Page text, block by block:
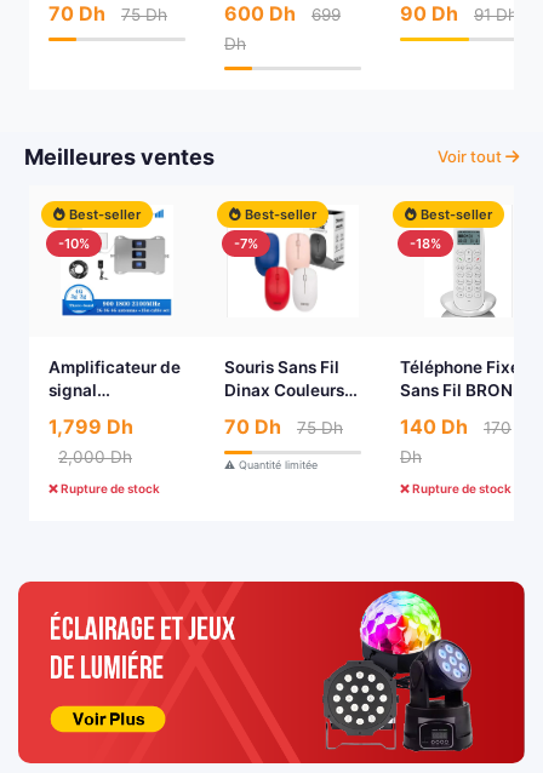
70 Dh 75 Dh
Reyee (RG-
EW1200G PRO)
600 Dh
699
Dh
Toner (W1106A)
pour HP
90 Dh 91 Dh
Meilleures ventes Voir tout
Best-seller
-10%
Amplificateur de
signal
3G et 2G
1,799 Dh
2,000 Dh
❌ Rupture de stock
Best-seller
-7%
Souris Sans Fil
Dinax Couleurs
70 Dh 75 Dh
⚠️ Quantité limitée
Best-seller
-18%
Téléphone Fixe
Sans Fil BRONDI
140 Dh
170
Dh
❌ Rupture de stock